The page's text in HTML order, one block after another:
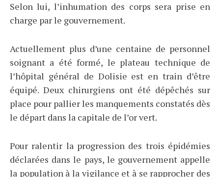
Selon lui, l’inhumation des corps sera prise en
charge par le gouvernement.
Actuellement plus d’une centaine de personnel
soignant a été formé, le plateau technique de
l’hôpital général de Dolisie est en train d’être
équipé. Deux chirurgiens ont été dépêchés sur
place pour pallier les manquements constatés dès
le départ dans la capitale de l’or vert.
Pour ralentir la progression des trois épidémies
déclarées dans le pays, le gouvernement appelle
la population à la vigilance et à se rapprocher des